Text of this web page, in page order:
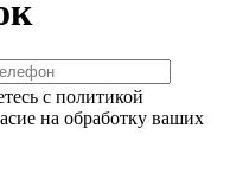
с политикой
на обработку ваших